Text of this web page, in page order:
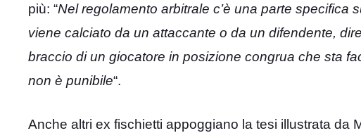
più: “Nel regolamento arbitrale c’è una parte specifica
viene calciato da un attaccante o da un difendente,
braccio di un giocatore in posizione congrua che sta
non è punibile“.
Anche altri ex fischietti appoggiano la tesi illustrata da